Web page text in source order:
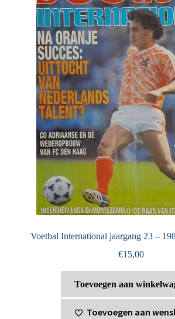
Voetbal International jaargang 23 –
€15,00
Toevoegen aan
Toevoegen aan